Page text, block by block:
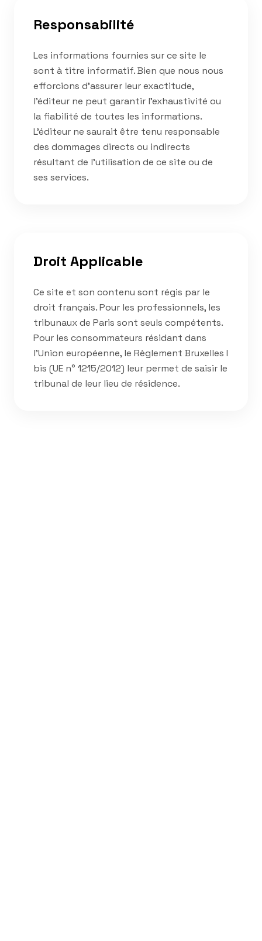
Responsabilité
Les informations fournies sur ce site le
sont à titre informatif. Bien que nous nous
efforcions d'assurer leur exactitude,
l'éditeur ne peut garantir l'exhaustivité ou
la fiabilité de toutes les informations.
L'éditeur ne saurait être tenu responsable
des dommages directs ou indirects
résultant de l'utilisation de ce site ou de
ses services.
Droit Applicable
Ce site et son contenu sont régis par le
droit français. Pour les professionnels, les
tribunaux de Paris sont seuls compétents.
Pour les consommateurs résidant dans
l'Union européenne, le Règlement Bruxelles I
bis (UE n° 1215/2012) leur permet de saisir le
tribunal de leur lieu de résidence.